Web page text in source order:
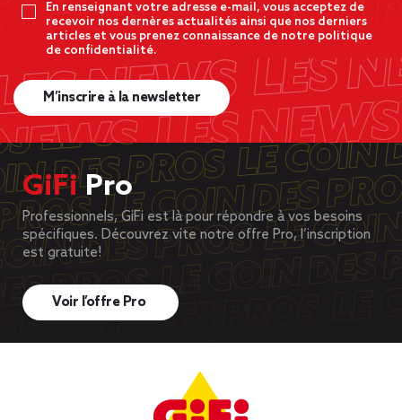
En renseignant votre adresse e-mail, vous acceptez de
recevoir nos dernères actualités ainsi que nos derniers
articles et vous prenez connaissance de notre politique
de confidentialité.
M’inscrire à la newsletter
GiFiPro
Professionnels, GiFi est là pour répondre à vos besoins
spécifiques. Découvrez vite notre offre Pro, l’inscription
est gratuite!
Voir l’offre Pro